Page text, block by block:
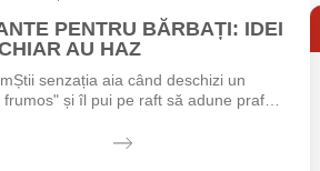
PENTRU BĂRBAȚI: IDEI
AU HAZ
senzația aia când deschizi un
și îl pui pe raft să adune praf?